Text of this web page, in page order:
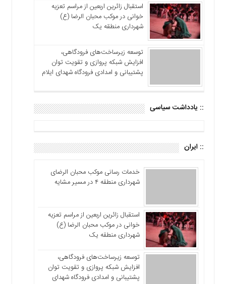
استقبال زائرین اربعین از مراسم تعزیه
خوانی در موکب محبان الرضا (ع)
شهرداری منطقه یک
توسعه زیرساخت‌های فرودگاهی،
افزایش شبکه پروازی و تقویت توان
پشتیبانی و امدادی فرودگاه شهدای ایلام
:: یادداشت سیاسی
:: ایران
خدمات رسانی موکب محبان الرضای
شهرداری منطقه ۴ در مسیر مشایه
استقبال زائرین اربعین از مراسم تعزیه
خوانی در موکب محبان الرضا (ع)
شهرداری منطقه یک
توسعه زیرساخت‌های فرودگاهی،
افزایش شبکه پروازی و تقویت توان
پشتیبانی و امدادی فرودگاه شهدای